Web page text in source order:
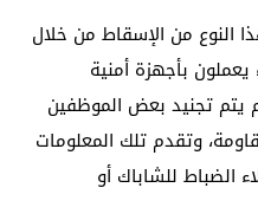
النوع من الإسقاط من خلال
بأجهزة أمنية
يتم تجنيد بعض الموظفين
وتقدم تلك المعلومات
للشاباك أو